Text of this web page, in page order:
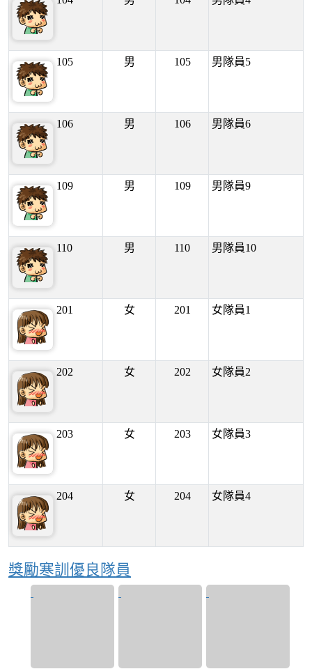
105 男 105 男隊員5
106 男 106 男隊員6
109 男 109 男隊員9
110 男 110 男隊員10
201 女 201 女隊員1
202 女 202 女隊員2
203 女 203 女隊員3
204 女 204 女隊員4
獎勵寒訓優良隊員